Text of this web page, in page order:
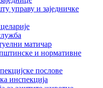
управу и заједничке
матичар
и нормативне
послове
инспекција